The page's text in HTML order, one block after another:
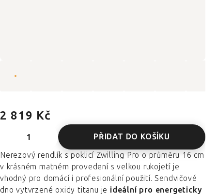
2 819 Kč
PŘIDAT DO KOŠÍKU
Nerezový rendlík s poklicí Zwilling Pro o průměru 16 cm
v krásném matném provedení s velkou rukojetí je
vhodný pro domácí i profesionální použití. Sendvičové
dno vytvrzené oxidy titanu je ideální pro energeticky